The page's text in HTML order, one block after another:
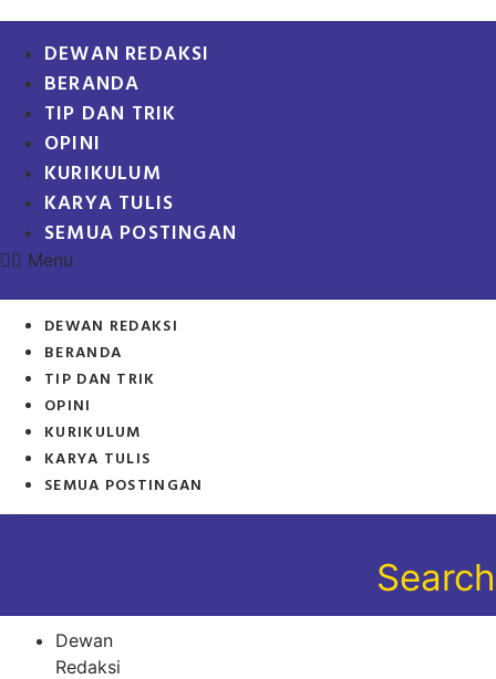
DEWAN REDAKSI
BERANDA
TIP DAN TRIK
OPINI
KURIKULUM
KARYA TULIS
SEMUA POSTINGAN
Menu
DEWAN REDAKSI
BERANDA
TIP DAN TRIK
OPINI
KURIKULUM
KARYA TULIS
SEMUA POSTINGAN
Search
Dewan
Redaksi